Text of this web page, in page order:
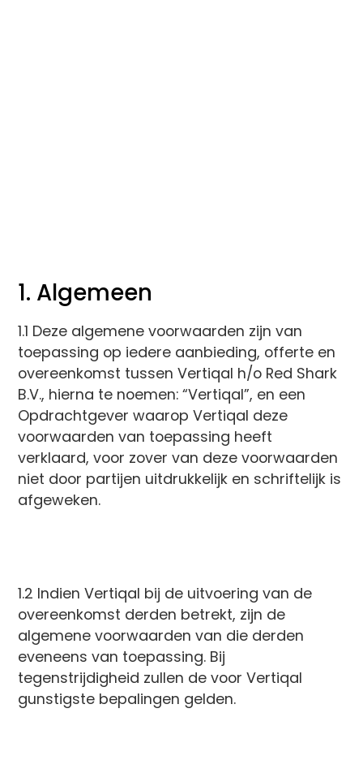
1. Algemeen
1.1 Deze algemene voorwaarden zijn van
toepassing op iedere aanbieding, offerte en
overeenkomst tussen Vertiqal h/o Red Shark
B.V., hierna te noemen: “Vertiqal”, en een
Opdrachtgever waarop Vertiqal deze
voorwaarden van toepassing heeft
verklaard, voor zover van deze voorwaarden
niet door partijen uitdrukkelijk en schriftelijk is
afgeweken.
1.2 Indien Vertiqal bij de uitvoering van de
overeenkomst derden betrekt, zijn de
algemene voorwaarden van die derden
eveneens van toepassing. Bij
tegenstrijdigheid zullen de voor Vertiqal
gunstigste bepalingen gelden.